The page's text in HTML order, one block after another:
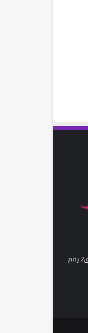
العنوان : 17 زنقة موسى بن نصير الطابق2 رقم